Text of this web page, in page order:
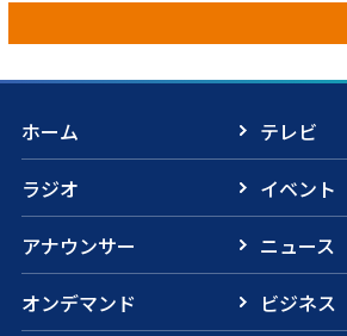
ホーム
テレビ
ラジオ
イベント
アナウンサー
ニュース
オンデマンド
ビジネス